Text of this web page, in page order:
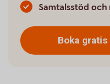
Samtalsstöd
Boka gratis